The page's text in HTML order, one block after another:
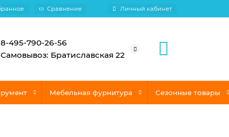
Сравнение Личный кабинет
8-495-790-26-56
Самовывоз: Братиславская 22
Мебельная фурнитура Сезонные товары